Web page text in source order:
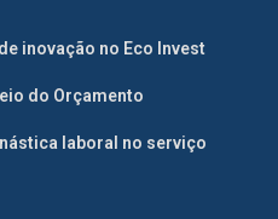
inovação no Eco Invest
do Orçamento
laboral no serviço